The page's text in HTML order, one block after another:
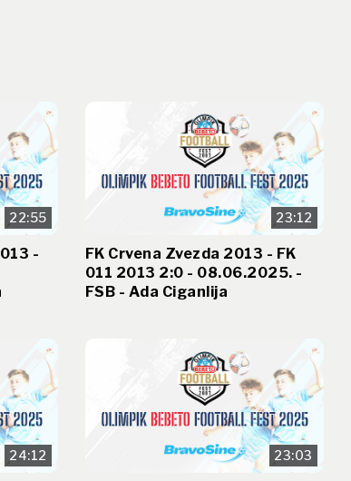
22:55
-
23:12
FK Crvena Zvezda 2013 - FK
011 2013 2:0 - 08.06.2025. -
FSB - Ada Ciganlija
24:12 23:03